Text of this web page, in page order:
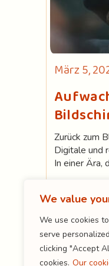
We value
We use cookies
serve
clicking "Accept
cookies. Our
Beitrag
veröffentlicht:
März 5,
Zurück zum
Digitale und
In einer Ära,
Ist